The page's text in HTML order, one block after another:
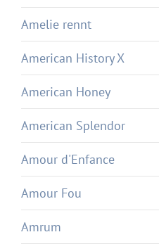
Amelie rennt
American History X
American Honey
American Splendor
Amour d'Enfance
Amour Fou
Amrum